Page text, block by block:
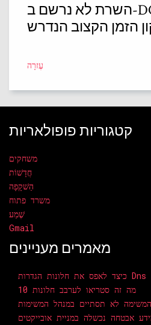
השרת לא נרשם ב-DCOM בתוך
הזמן הקצוב הנדרש
עֶזרָה
קטגוריות פופולאריות
משחקים
חֲדָשׁוֹת
הַשׁקָפָה
משרד פתוח
שֶׁמַע
Gmail
מאמרים מעניינים
כיצד לאפס את חלונות הגדרות Dns
מה זה סטריאו לערבב חלונות 10
המשימה לא תסתיים במנהל המשימות
אבטחה נכשלה במניית אובייקטים